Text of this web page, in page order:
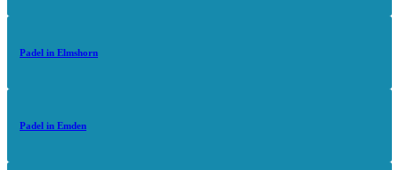
Padel in Elmshorn
Padel in Emden